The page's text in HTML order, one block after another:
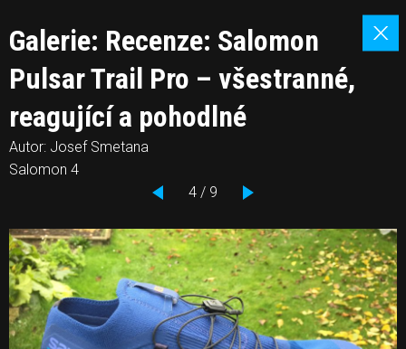
Galerie: Recenze: Salomon
Pulsar Trail Pro – všestranné,
reagující a pohodlné
Autor: Josef Smetana
Salomon 4
4 / 9